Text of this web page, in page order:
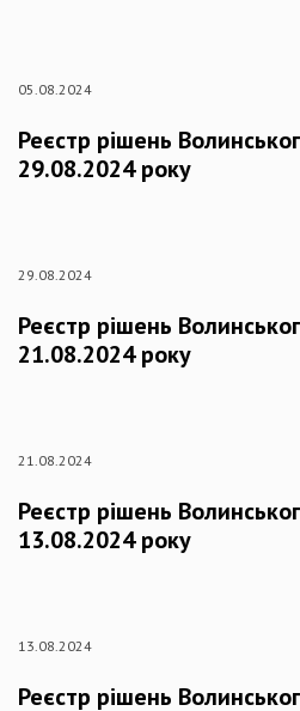
05.08.2024
Реєстр рішень
29.08.2024 року
29.08.2024
Реєстр рішень
21.08.2024 року
21.08.2024
Реєстр рішень
13.08.2024 року
13.08.2024
Реєстр рішень